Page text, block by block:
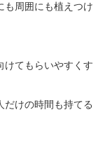
も周囲にも植えつけ
けてもらいやすくす
だけの時間も持てる